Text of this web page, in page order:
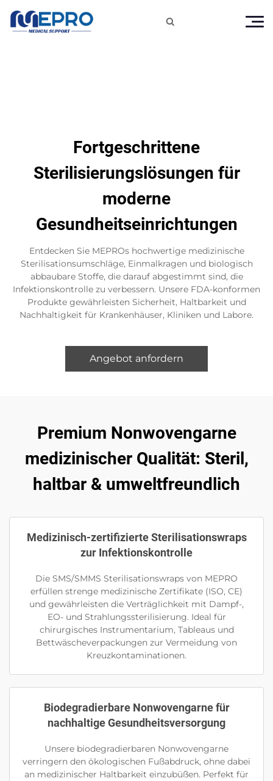

Fortgeschrittene
Sterilisierungslösungen für
moderne
Gesundheitseinrichtungen
Entdecken Sie MEPROs hochwertige medizinische
Sterilisationsumschläge, Einmalkragen und biologisch
abbaubare Stoffe, die darauf abgestimmt sind, die
Infektionskontrolle zu verbessern. Unsere FDA-konformen
Produkte gewährleisten Sicherheit, Haltbarkeit und
Nachhaltigkeit für Krankenhäuser, Kliniken und Labore.
Angebot anfordern
Premium Nonwovengarne
medizinischer Qualität: Steril,
haltbar & umweltfreundlich
Medizinisch-zertifizierte Sterilisationswraps
zur Infektionskontrolle
Die SMS/SMMS Sterilisationswraps von MEPRO
erfüllen strenge medizinische Zertifikate (ISO, CE)
und gewährleisten die Verträglichkeit mit Dampf-,
EO- und Strahlungssterilisierung. Ideal für
chirurgisches Instrumentarium, Tableaus und
Bettwäscheverpackungen zur Vermeidung von
Kreuzkontaminationen.
Biodegradierbare Nonwovengarne für
nachhaltige Gesundheitsversorgung
Unsere biodegradierbaren Nonwovengarne
verringern den ökologischen Fußabdruck, ohne dabei
an medizinischer Haltbarkeit einzubüßen. Perfekt für